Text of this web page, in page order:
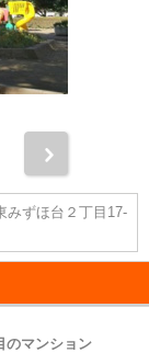
みずほ台２丁目17-
のマンション